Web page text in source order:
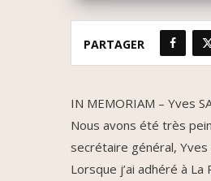
PARTAGER
IN MEMORIAM – Yves
Nous avons été très
secrétaire général, Yves
Lorsque j’ai adhéré à